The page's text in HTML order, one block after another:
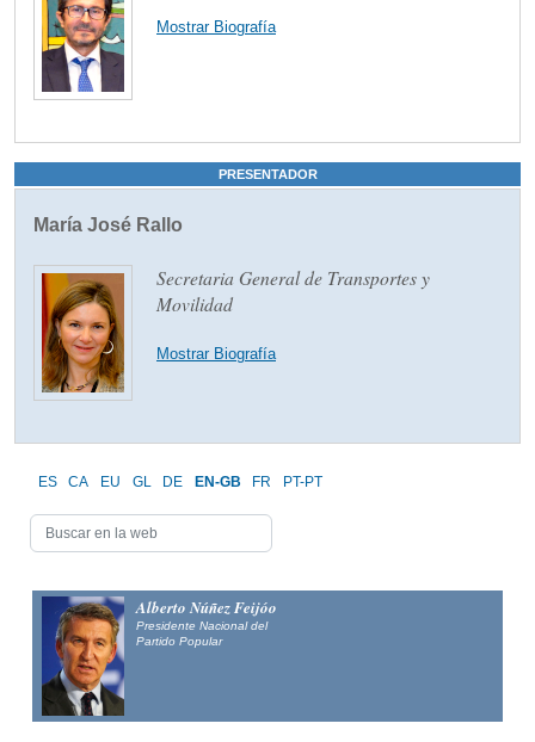
Mostrar Biografía
PRESENTADOR
María José Rallo
Secretaria General de Transportes y
Movilidad
Mostrar Biografía
ES CA EU GL DE EN-GB FR PT-PT
Alberto Núñez Feijóo
Presidente Nacional del
Partido Popular